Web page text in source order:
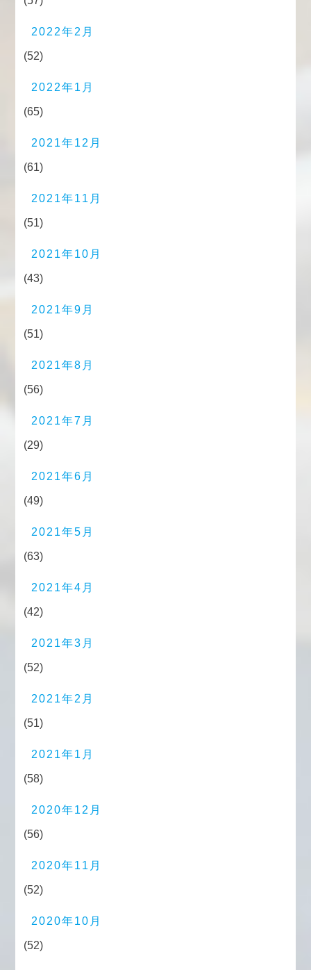
2022年2月
(52)
2022年1月
(65)
2021年12月
(61)
2021年11月
(51)
2021年10月
(43)
2021年9月
(51)
2021年8月
(56)
2021年7月
(29)
2021年6月
(49)
2021年5月
(63)
2021年4月
(42)
2021年3月
(52)
2021年2月
(51)
2021年1月
(58)
2020年12月
(56)
2020年11月
(52)
2020年10月
(52)